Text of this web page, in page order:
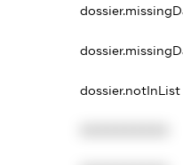
dossier.notInList